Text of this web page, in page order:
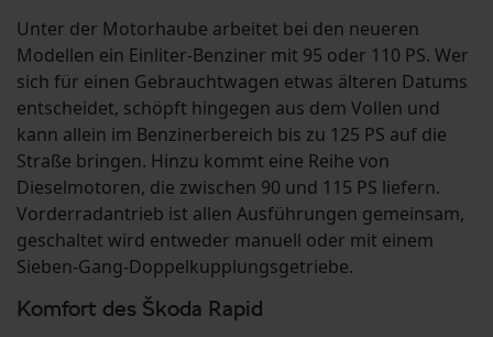
Unter der Motorhaube arbeitet bei den neueren
Modellen ein Einliter-Benziner mit 95 oder 110 PS. Wer
sich für einen Gebrauchtwagen etwas älteren Datums
entscheidet, schöpft hingegen aus dem Vollen und
kann allein im Benzinerbereich bis zu 125 PS auf die
Straße bringen. Hinzu kommt eine Reihe von
Dieselmotoren, die zwischen 90 und 115 PS liefern.
Vorderradantrieb ist allen Ausführungen gemeinsam,
geschaltet wird entweder manuell oder mit einem
Sieben-Gang-Doppelkupplungsgetriebe.
Komfort des Škoda Rapid